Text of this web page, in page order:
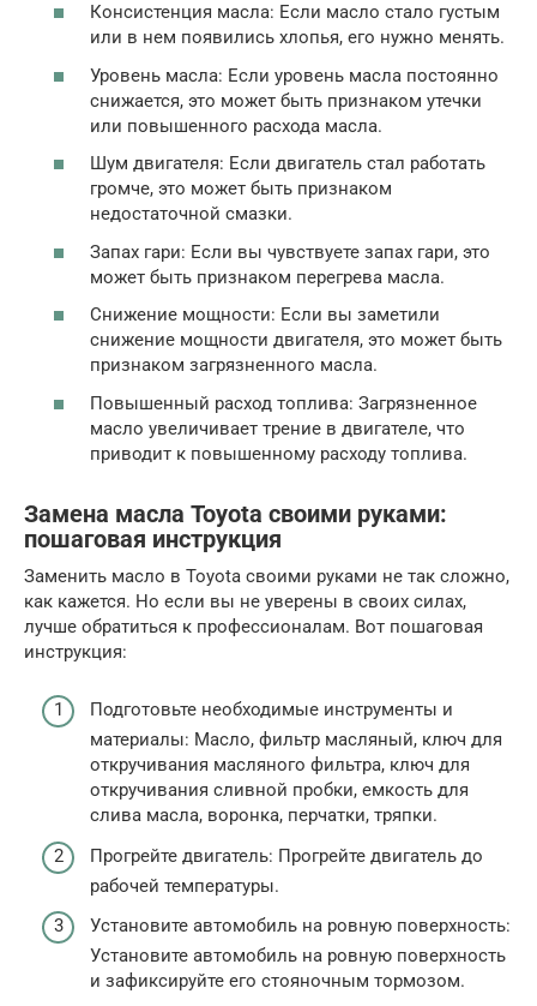
Консистенция масла: Если масло стало густым
или в нем появились хлопья, его нужно менять.
Уровень масла: Если уровень масла постоянно
снижается, это может быть признаком утечки
или повышенного расхода масла.
Шум двигателя: Если двигатель стал работать
громче, это может быть признаком
недостаточной смазки.
Запах гари: Если вы чувствуете запах гари, это
может быть признаком перегрева масла.
Снижение мощности: Если вы заметили
снижение мощности двигателя, это может быть
признаком загрязненного масла.
Повышенный расход топлива: Загрязненное
масло увеличивает трение в двигателе, что
приводит к повышенному расходу топлива.
Замена масла Toyota своими руками:
пошаговая инструкция
Заменить масло в Toyota своими руками не так сложно,
как кажется. Но если вы не уверены в своих силах,
лучше обратиться к профессионалам. Вот пошаговая
инструкция:
Подготовьте необходимые инструменты и
материалы: Масло, фильтр масляный, ключ для
откручивания масляного фильтра, ключ для
откручивания сливной пробки, емкость для
слива масла, воронка, перчатки, тряпки.
Прогрейте двигатель: Прогрейте двигатель до
рабочей температуры.
Установите автомобиль на ровную поверхность:
Установите автомобиль на ровную поверхность
и зафиксируйте его стояночным тормозом.